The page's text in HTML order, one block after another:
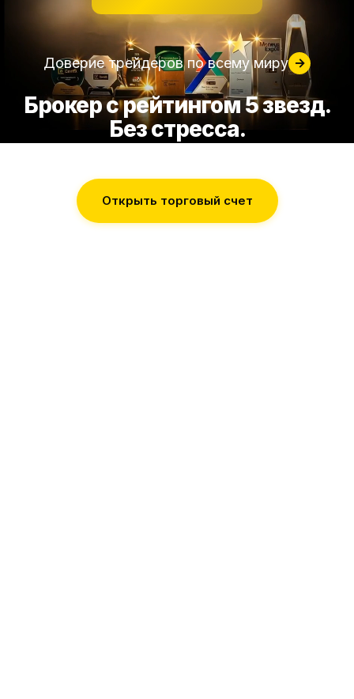
Доверие трейдеров по всему миру →
Брокер с рейтингом 5 звезд.
Без стресса.
Открыть торговый счет